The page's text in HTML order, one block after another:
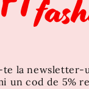
te la newsletter-
un cod de 5%